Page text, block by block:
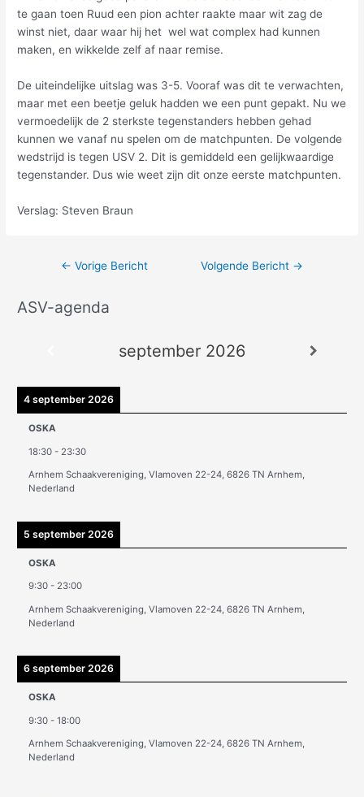
te gaan toen Ruud een pion achter raakte maar wit zag de
winst niet, daar waar hij het wel wat complex had kunnen
maken, en wikkelde zelf af naar remise.
De uiteindelijke uitslag was 3-5. Vooraf was dit te verwachten,
maar met een beetje geluk hadden we een punt gepakt. Nu we
vermoedelijk de 2 sterkste tegenstanders hebben gehad
kunnen we vanaf nu spelen om de matchpunten. De volgende
wedstrijd is tegen USV 2. Dit is gemiddeld een gelijkwaardige
tegenstander. Dus wie weet zijn dit onze eerste matchpunten.
Verslag: Steven Braun
← Vorige Bericht Volgende Bericht →
ASV-agenda
september 2026
4 september 2026
OSKA
18:30 - 23:30
Arnhem Schaakvereniging, Vlamoven 22-24, 6826 TN Arnhem,
Nederland
5 september 2026
OSKA
9:30 - 23:00
Arnhem Schaakvereniging, Vlamoven 22-24, 6826 TN Arnhem,
Nederland
6 september 2026
OSKA
9:30 -18:00
Arnhem Schaakvereniging, Vlamoven 22-24, 6826 TN Arnhem,
Nederland
A
e